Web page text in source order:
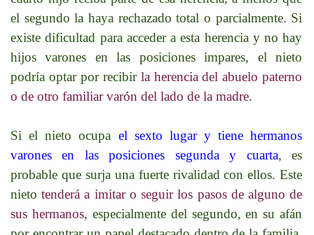
el segundo la haya rechazado total o parcialmente. Si
existe dificultad para acceder a esta herencia y no hay
hijos varones en las posiciones impares, el nieto
podría optar por recibirla herencia del abuelo paterno
o de otro familiar varón del lado de la madre.
Si el nieto ocupa el sexto lugar y tiene hermanos
varones en las posiciones segunda y cuarta, es
probable que surja una fuerte rivalidad con ellos. Este
nieto tenderá a imitar o seguir los pasos de alguno de
sus hermanos, especialmente del segundo, en su afán